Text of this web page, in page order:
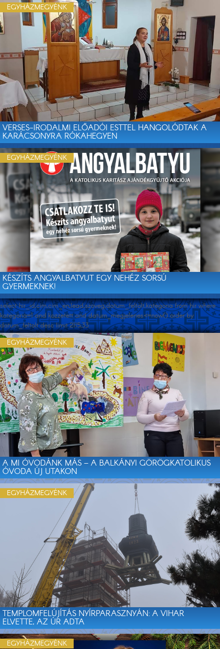
VERSES-IRODALMI ELŐADÓI ESTTEL HANGOLÓDTAK A
KARÁCSONYRA RÓKAHEGYEN
EGYHÁZMEGYÉNK
KÉSZÍTS ANGYALBATYUT EGY NEHÉZ SORSÚ
GYERMEKNEK!
EGYHÁZMEGYÉNK
select hir_id,cim,cim_en,lead,szoveg,datum_feltolt,kategoria from hir where
kategoria=1 and kozzetett and datum_megjelenes<=now() order by
datum_feltolt desc limit 2115,33
A MI ÓVODÁNK MÁS – A BALKÁNYI GÖRÖGKATOLIKUS
ÓVODA ÚJ UTAKON
EGYHÁZMEGYÉNK
TEMPLOMFELÚJÍTÁS NYÍRPARASZNYÁN: A VIHAR
ELVETTE, AZ ÚR ADTA
EGYHÁZMEGYÉNK
EGYHÁZMEGYÉNK